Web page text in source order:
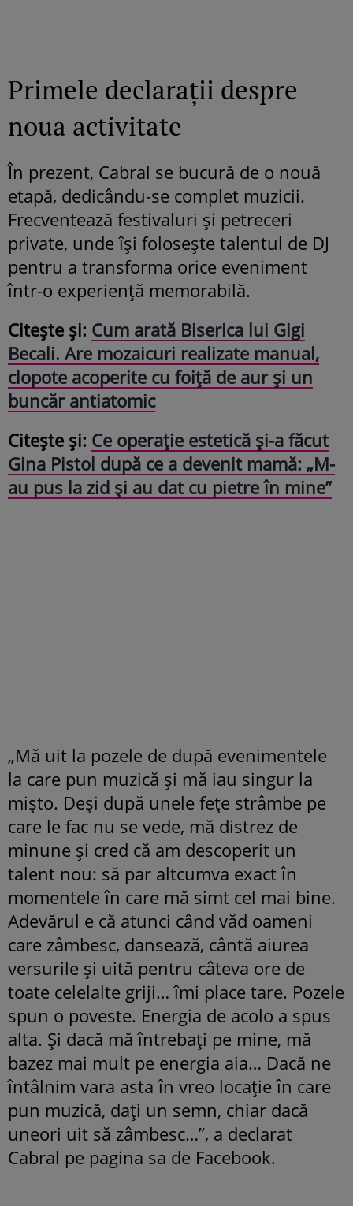
Primele declarații despre
noua activitate
În prezent, Cabral se bucură de o nouă
etapă, dedicându-se complet muzicii.
Frecventează festivaluri și petreceri
private, unde își folosește talentul de DJ
pentru a transforma orice eveniment
într-o experiență memorabilă.
Citește și: Cum arată Biserica lui Gigi
Becali. Are mozaicuri realizate manual,
clopote acoperite cu foiță de aur și un
buncăr antiatomic
Citește și: Ce operație estetică și-a făcut
Gina Pistol după ce a devenit mamă: „M-
au pus la zid și au dat cu pietre în mine”
„Mă uit la pozele de după evenimentele
la care pun muzică și mă iau singur la
mișto. Deși după unele fețe strâmbe pe
care le fac nu se vede, mă distrez de
minune și cred că am descoperit un
talent nou: să par altcumva exact în
momentele în care mă simt cel mai bine.
Adevărul e că atunci când văd oameni
care zâmbesc, dansează, cântă aiurea
versurile și uită pentru câteva ore de
toate celelalte griji… îmi place tare. Pozele
spun o poveste. Energia de acolo a spus
alta. Și dacă mă întrebați pe mine, mă
bazez mai mult pe energia aia… Dacă ne
întâlnim vara asta în vreo locație în care
pun muzică, dați un semn, chiar dacă
uneori uit să zâmbesc…”, a declarat
Cabral pe pagina sa de Facebook.